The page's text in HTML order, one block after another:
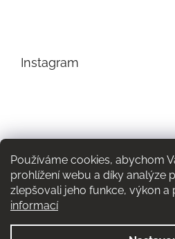
Používáme cookies, abychom
prohlížení webu a díky analýze
zlepšovali jeho funkce, výkon a
informací
Instagram